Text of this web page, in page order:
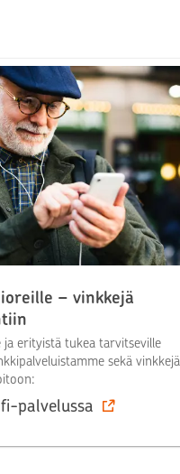
– vinkkejä
ja erityistä tukea tarvitseville
sekä
palvelussa